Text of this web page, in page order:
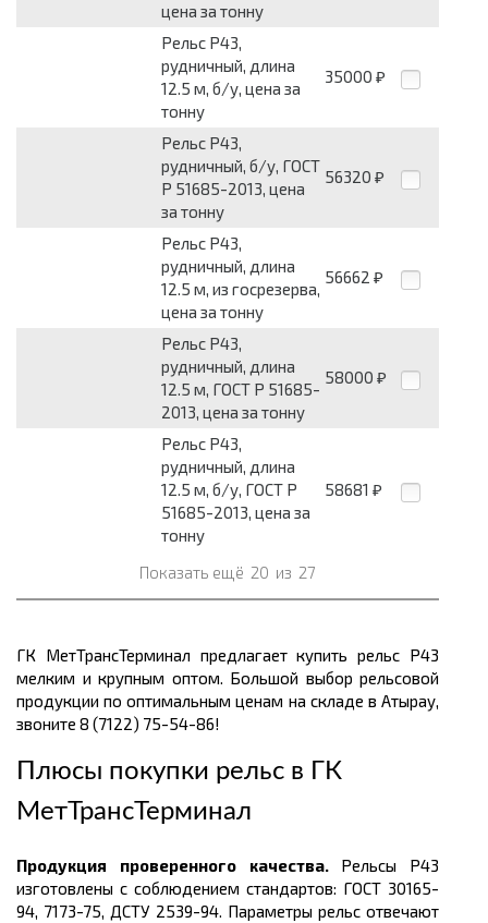
цена за тонну
Рельс Р43,
рудничный, длина
12.5 м, б/у, цена за
тонну
35000 ₽
Рельс Р43,
рудничный, б/у, ГОСТ
Р 51685-2013, цена
за тонну
56320 ₽
Рельс Р43,
рудничный, длина
12.5 м, из госрезерва,
цена за тонну
56662 ₽
Рельс Р43,
рудничный, длина
12.5 м, ГОСТ Р 51685-
2013, цена за тонну
58000 ₽
Рельс Р43,
рудничный, длина
12.5 м, б/у, ГОСТ Р
51685-2013, цена за
тонну
58681 ₽
Показать ещё 20 из 27
ГК МетТрансТерминал предлагает купить рельс Р43
мелким и крупным оптом. Большой выбор рельсовой
продукции по оптимальным ценам на складе в Атырау,
звоните 8 (7122) 75-54-86!
Плюсы покупки рельс в ГК
МетТрансТерминал
Продукция проверенного качества. Рельсы Р43
изготовлены с соблюдением стандартов: ГОСТ 30165-
94, 7173-75, ДСТУ 2539-94. Параметры рельс отвечают